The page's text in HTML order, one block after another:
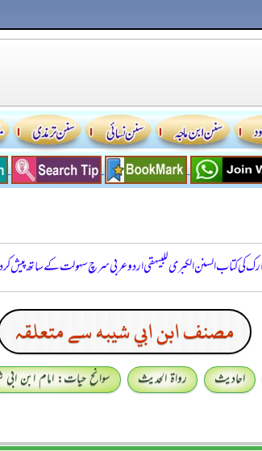
کی کتاب السنن الكبرى للبيهقي اردو عربی سرچ سہولت کے ساتھ پیش
مصنف ابن ابي شيبه سے متعلقہ
احادیث رواۃ الحدیث
سوانح حیات: امام ابن ابی